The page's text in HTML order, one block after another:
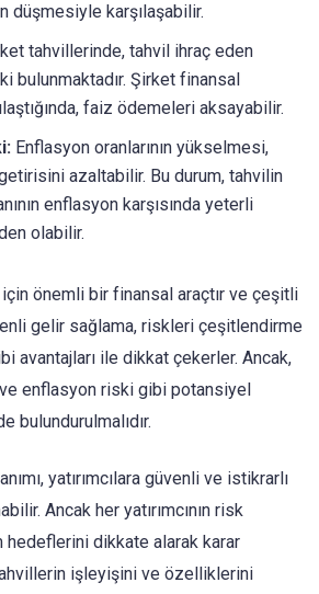
düşmesiyle karşılaşabilir.
tahvillerinde, tahvil ihraç eden
bulunmaktadır. Şirket finansal
faiz ödemeleri aksayabilir.
Enflasyon oranlarının yükselmesi,
azaltabilir. Bu durum, tahvilin
enflasyon karşısında yeterli
olabilir.
için önemli bir finansal araçtır ve çeşitli
gelir sağlama, riskleri çeşitlendirme
avantajları ile dikkat çekerler. Ancak,
enflasyon riski gibi potansiyel
bulundurulmalıdır.
yatırımcılara güvenli ve istikrarlı
Ancak her yatırımcının risk
hedeflerini dikkate alarak karar
işleyişini ve özelliklerini